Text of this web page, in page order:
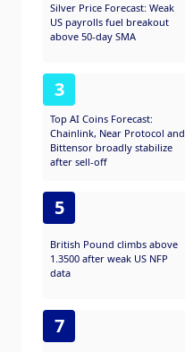
Silver Price Forecast: Weak
US payrolls fuel breakout
above 50-day SMA
3
Top AI Coins Forecast:
Chainlink, Near Protocol and
Bittensor broadly stabilize
after sell-off
5
British Pound climbs above
1.3500 after weak US NFP
data
7